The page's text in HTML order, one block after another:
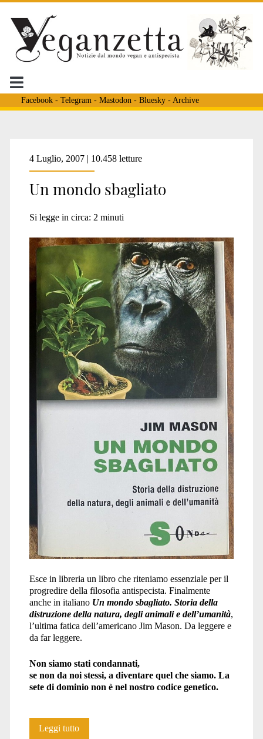
Facebook- Telegram - Mastodon - Bluesky- Archive
Categoria:
<span>Animalismo</
4 Luglio, 2007 | 10.458 letture
Un mondo sbagliato
Si legge in circa: 2 minuti
Esce in libreria un libro che riteniamo essenziale per il
progredire della filosofia antispecista. Finalmente
anche in italiano Un mondo sbagliato. Storia della
distruzione della natura, degli animali e dell’umanità,
l’ultima fatica dell’americano Jim Mason. Da leggere e
da far leggere.
Non siamo stati condannati,
se non da noi stessi, a diventare quel che siamo. La
sete di dominio non è nel nostro codice genetico.
Leggi tuttoUn